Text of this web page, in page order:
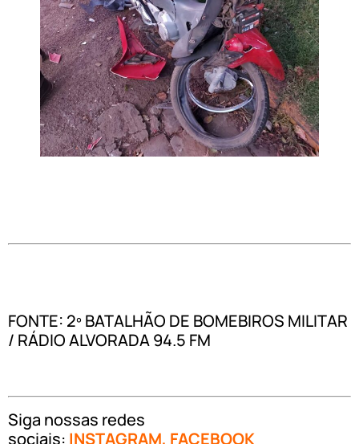
FONTE: 2º BATALHÃO DE BOMEBIROS MILITAR
/ RÁDIO ALVORADA 94.5 FM
Siga nossas redes
sociais: INSTAGRAM, FACEBOOK